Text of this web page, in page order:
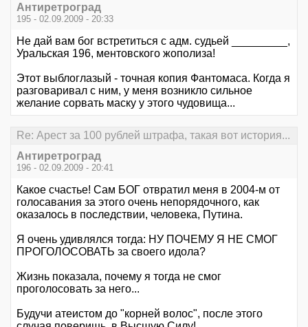
Антиретроград
195 - 02.09.2009 - 20:33
Не дай вам бог встретиться с адм. судьей _________,
Уральская 196, ментовского жополиза!
Этот выблоглазый - точная копия Фантомаса. Когда я
разговаривал с ним, у меня возникло сильное
желание сорвать маску у этого чудовища...
Re: Арест за 100 рублей штрафа, такая вот история...
Антиретроград
196 - 02.09.2009 - 20:41
Какое счастье! Сам БОГ отвратил меня в 2004-м от
голосавания за этого очень непорядочного, как
оказалось в последствии, человека, Путина.
Я очень удивлялся тогда: НУ ПОЧЕМУ Я НЕ СМОГ
ПРОГОЛОСОВАТЬ за своего идола?
Жизнь показала, почему я тогда не смог
проголосовать за него...
Будучи атеистом до "корней волос", после этого